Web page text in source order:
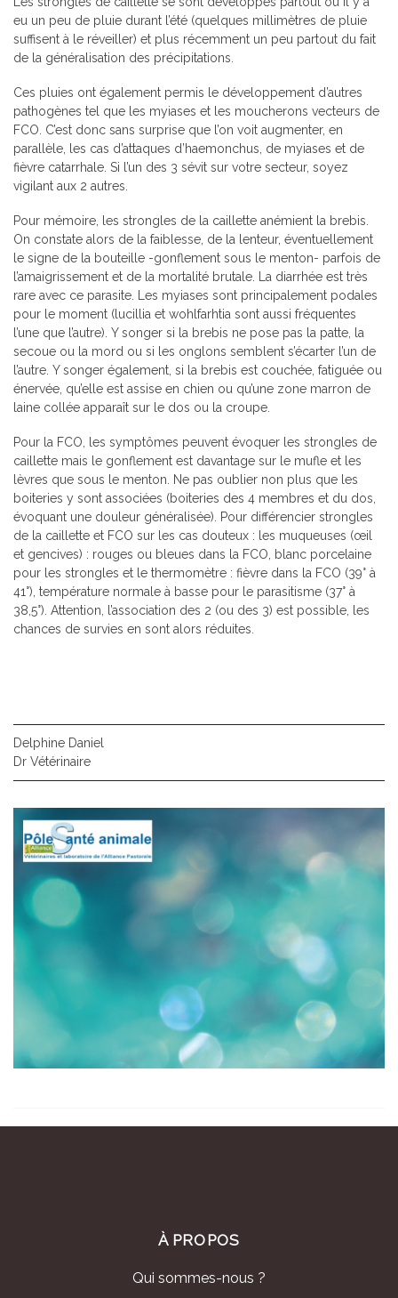
eu un peu de pluie durant l’été (quelques millimètres de pluie
suffisent à le réveiller) et plus récemment un peu partout du fait
de la généralisation des précipitations.
Ces pluies ont également permis le développement d’autres
pathogènes tel que les myiases et les moucherons vecteurs de
FCO. C’est donc sans surprise que l’on voit augmenter, en
parallèle, les cas d’attaques d’haemonchus, de myiases et de
fièvre catarrhale. Si l’un des 3 sévit sur votre secteur, soyez
vigilant aux 2 autres.
Pour mémoire, les strongles de la caillette anémient la brebis.
On constate alors de la faiblesse, de la lenteur, éventuellement
le signe de la bouteille -gonflement sous le menton- parfois de
l’amaigrissement et de la mortalité brutale. La diarrhée est très
rare avec ce parasite. Les myiases sont principalement podales
pour le moment (lucillia et wohlfarhtia sont aussi fréquentes
l’une que l’autre). Y songer si la brebis ne pose pas la patte, la
secoue ou la mord ou si les onglons semblent s’écarter l’un de
l’autre. Y songer également, si la brebis est couchée, fatiguée ou
énervée, qu’elle est assise en chien ou qu’une zone marron de
laine collée apparaît sur le dos ou la croupe.
Pour la FCO, les symptômes peuvent évoquer les strongles de
caillette mais le gonflement est davantage sur le mufle et les
lèvres que sous le menton. Ne pas oublier non plus que les
boiteries y sont associées (boiteries des 4 membres et du dos,
évoquant une douleur généralisée). Pour différencier strongles
de la caillette et FCO sur les cas douteux : les muqueuses (œil
et gencives) : rouges ou bleues dans la FCO, blanc porcelaine
pour les strongles et le thermomètre : fièvre dans la FCO (39° à
41°), température normale à basse pour le parasitisme (37° à
38,5°). Attention, l’association des 2 (ou des 3) est possible, les
chances de survies en sont alors réduites.
Delphine Daniel
Dr Vétérinaire
À PROPOS
Qui sommes-nous ?